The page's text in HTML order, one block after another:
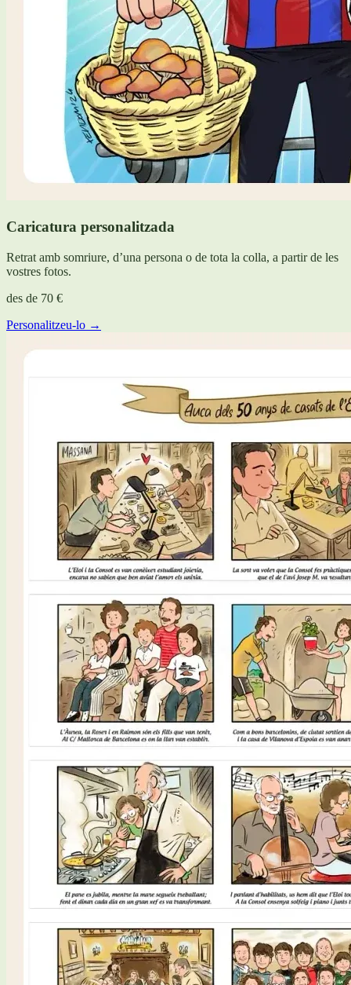
Caricatura personalitzada
Retrat amb somriure, d’una persona o de tota la colla, a partir de les
vostres fotos.
des de 70 €
Personalitzeu-lo →